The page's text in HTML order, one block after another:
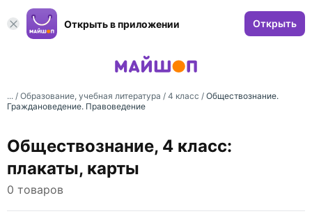
Открыть в приложении Открыть
... / Образование, учебная литература / 4 класс / Обществознание.
Граждановедение. Правоведение
Обществознание, 4 класс:
плакаты, карты
0 товаров